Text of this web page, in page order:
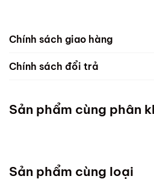
Chính sách giao hàng
1. Freeship & Lắp đặt cho
Miền Bắc
Đà Nẵng :Thứ 7 mỗi tuần (
Chính sách đổi trả
Sản phẩm cùng phân
Sản phẩm cùng loại